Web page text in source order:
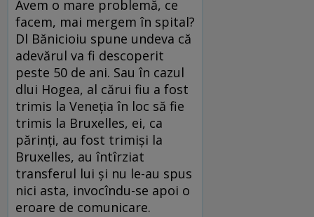
Avem o mare problemă, ce
facem, mai mergem în spital?
Dl Bănicioiu spune undeva că
adevărul va fi descoperit
peste 50 de ani. Sau în cazul
dlui Hogea, al cărui fiu a fost
trimis la Veneția în loc să fie
trimis la Bruxelles, ei, ca
părinți, au fost trimiși la
Bruxelles, au întîrziat
transferul lui și nu le-au spus
nici asta, invocîndu-se apoi o
eroare de comunicare.